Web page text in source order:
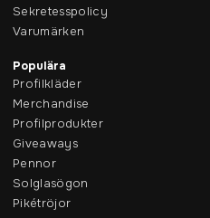
Sekretesspolicy
Varumärken
Populära
Profilkläder
Merchandise
Profilprodukter
Giveaways
Pennor
Solglasögon
Pikétröjor